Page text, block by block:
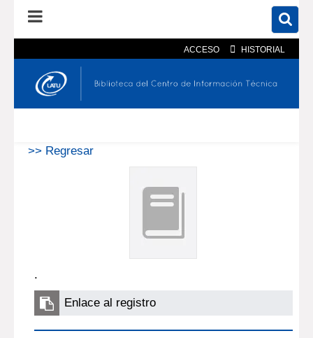
ACCESO HISTORIAL
En el catálogo En el sitio
>> Regresar
.
Enlace al registro